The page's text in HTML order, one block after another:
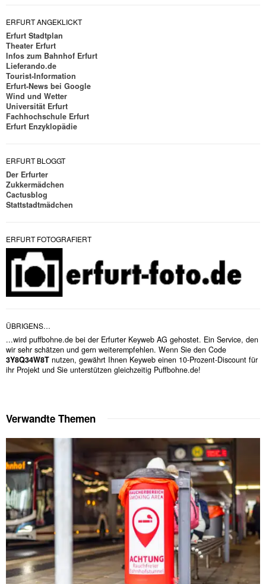
ERFURT ANGEKLICKT
Erfurt Stadtplan
Theater Erfurt
Infos zum Bahnhof Erfurt
Lieferando.de
Tourist-Information
Erfurt-News bei Google
Wind und Wetter
Universität Erfurt
Fachhochschule Erfurt
Erfurt Enzyklopädie
ERFURT BLOGGT
Der Erfurter
Zukkermädchen
Cactusblog
Stattstadtmädchen
ERFURT FOTOGRAFIERT
ÜBRIGENS…
...wird puffbohne.de bei der Erfurter Keyweb AG gehostet. Ein Service, den
wir sehr schätzen und gern weiterempfehlen. Wenn Sie den Code
3Y8Q34W8T nutzen, gewährt Ihnen Keyweb einen 10-Prozent-Discount für
ihr Projekt und Sie unterstützen gleichzeitig Puffbohne.de!
Verwandte Themen